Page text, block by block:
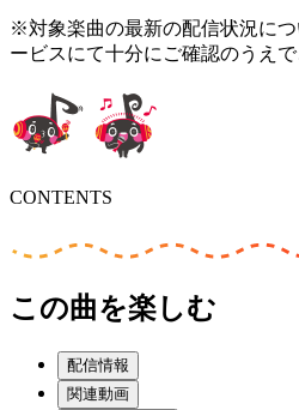
※対象楽曲の最新の配信状況に
ービスにて十分にご確認のうえで
CONTENTS
この曲を楽しむ
配信情報
関連動画